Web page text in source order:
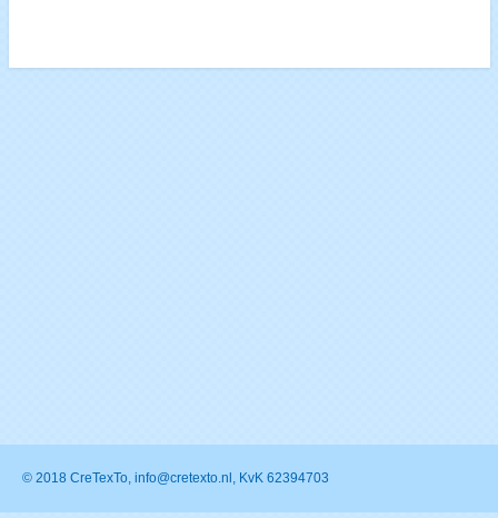
© 2018 CreTexTo, info@cretexto.nl, KvK 62394703